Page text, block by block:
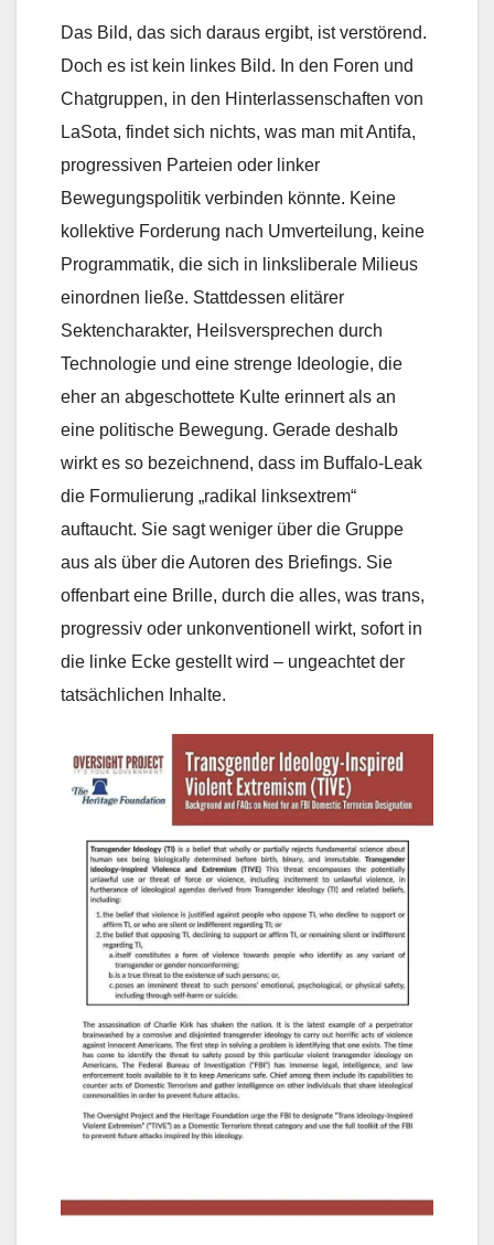
Das Bild, das sich daraus ergibt, ist verstörend.
Doch es ist kein linkes Bild. In den Foren und
Chatgruppen, in den Hinterlassenschaften von
LaSota, findet sich nichts, was man mit Antifa,
progressiven Parteien oder linker
Bewegungspolitik verbinden könnte. Keine
kollektive Forderung nach Umverteilung, keine
Programmatik, die sich in linksliberale Milieus
einordnen ließe. Stattdessen elitärer
Sektencharakter, Heilsversprechen durch
Technologie und eine strenge Ideologie, die
eher an abgeschottete Kulte erinnert als an
eine politische Bewegung. Gerade deshalb
wirkt es so bezeichnend, dass im Buffalo-Leak
die Formulierung „radikal linksextrem“
auftaucht. Sie sagt weniger über die Gruppe
aus als über die Autoren des Briefings. Sie
offenbart eine Brille, durch die alles, was trans,
progressiv oder unkonventionell wirkt, sofort in
die linke Ecke gestellt wird – ungeachtet der
tatsächlichen Inhalte.